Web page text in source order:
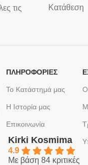
τις
Kατάθεση
ΠΛΗΡΟΦΟΡΙΕΣ
Το Κατάστημά μας
Η Ιστορία μας
Επικοινωνία
Kirki Kosmima
4.9
Με βάση 84 κριτικές
Ο